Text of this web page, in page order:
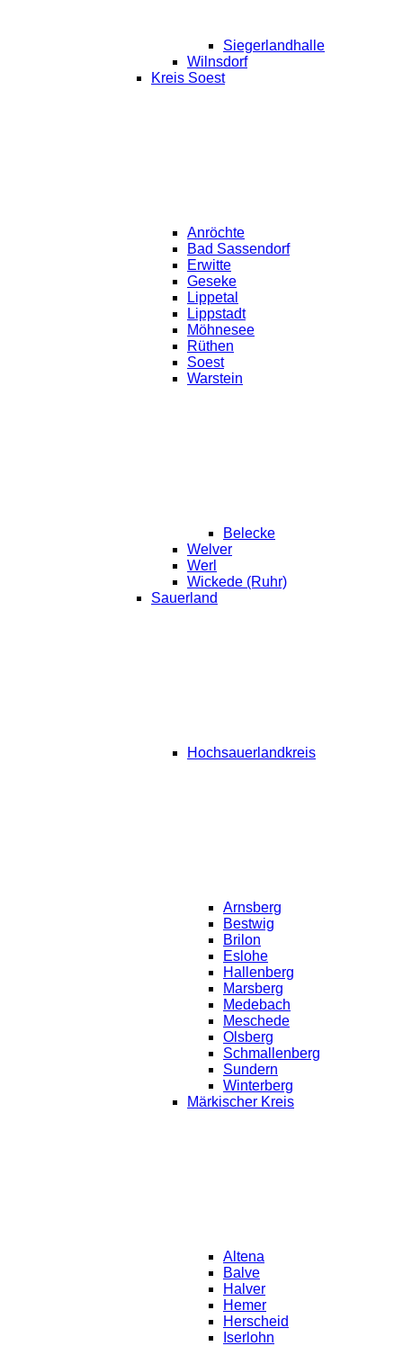
Siegerlandhalle
Wilnsdorf
Kreis Soest
Anröchte
Bad Sassendorf
Erwitte
Geseke
Lippetal
Lippstadt
Möhnesee
Rüthen
Soest
Warstein
Belecke
Welver
Werl
Wickede (Ruhr)
Sauerland
Hochsauerlandkreis
Arnsberg
Bestwig
Brilon
Eslohe
Hallenberg
Marsberg
Medebach
Meschede
Olsberg
Schmallenberg
Sundern
Winterberg
Märkischer Kreis
Altena
Balve
Halver
Hemer
Herscheid
Iserlohn